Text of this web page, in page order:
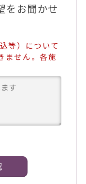
をお聞かせ
等）について
ません。各施